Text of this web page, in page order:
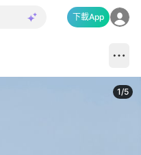
下載App
1/5